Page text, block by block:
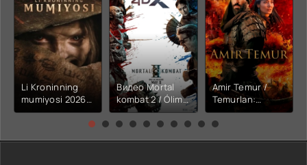
Li Kroninning
mumiyosi 2026
(uzbek tilida
kino) tarjima HD
Видео Mortal
kombat 2 / Ólim
jangi 2 (2026)
Uzbek tilida
Amir Temur /
Temurlan:
Fathchining
yuksalishi